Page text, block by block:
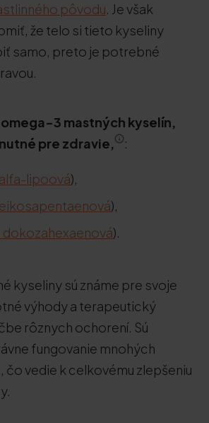
pôvodu. Je však
že telo si tieto kyseliny
samo, preto je potrebné
3 mastných kyselín,
pre zdravie,
:
lipoová),
),
dokozahexaenová).
kyseliny sú známe pre svoje
výhody a terapeutický
rôznych ochorení. Sú
fungovanie mnohých
čo vedie k celkovému zlepšeniu